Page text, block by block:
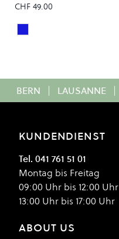
CHF 49.00
Colour
SURF BLUE
BERN | LAUSANNE |
KUNDENDIENST
Tel. 041 761 51 01
Montag bis Freitag
09:00 Uhr bis 12:00 Uhr
13:00 Uhr bis 17:00 Uhr
ABOUT US